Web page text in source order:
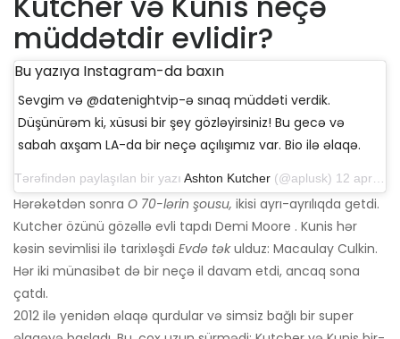
müddətdir evlidir?
Bu yazıya Instagram-da baxın
Sevgim və @datenightvip-ə sınaq müddəti verdik.
Düşünürəm ki, xüsusi bir şey gözləyirsiniz! Bu gecə və
sabah axşam LA-da bir neçə açılışımız var. Bio ilə əlaqə.
Tərəfindən paylaşılan bir yazı Ashton Kutcher (@aplusk) 12 aprel 2019-cu il, saat 14: 50-də PDT
Hərəkətdən sonra O 70-lərin şousu, ikisi ayrı-ayrılıqda getdi.
Kutcher özünü gözəllə evli tapdı Demi Moore . Kunis hər
kəsin sevimlisi ilə tarixləşdi Evdə təkulduz: Macaulay Culkin.
Hər iki münasibət də bir neçə il davam etdi, ancaq sona
çatdı.
2012 ilə yenidən əlaqə qurdular və simsiz bağlı bir super